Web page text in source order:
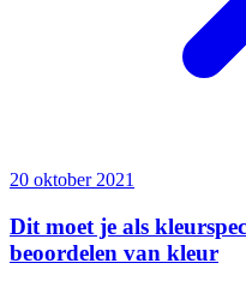
20 oktober 2021
Dit moet je als
beoordelen van kleur